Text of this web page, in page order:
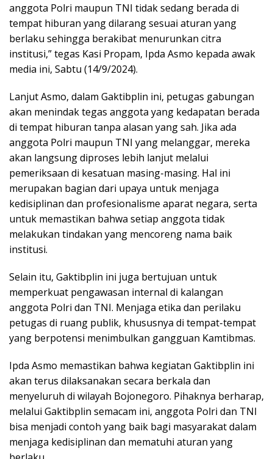
anggota Polri maupun TNI tidak sedang berada di
tempat hiburan yang dilarang sesuai aturan yang
berlaku sehingga berakibat menurunkan citra
institusi,” tegas Kasi Propam, Ipda Asmo kepada awak
media ini, Sabtu (14/9/2024).
Lanjut Asmo, dalam Gaktibplin ini, petugas gabungan
akan menindak tegas anggota yang kedapatan berada
di tempat hiburan tanpa alasan yang sah. Jika ada
anggota Polri maupun TNI yang melanggar, mereka
akan langsung diproses lebih lanjut melalui
pemeriksaan di kesatuan masing-masing. Hal ini
merupakan bagian dari upaya untuk menjaga
kedisiplinan dan profesionalisme aparat negara, serta
untuk memastikan bahwa setiap anggota tidak
melakukan tindakan yang mencoreng nama baik
institusi.
Selain itu, Gaktibplin ini juga bertujuan untuk
memperkuat pengawasan internal di kalangan
anggota Polri dan TNI. Menjaga etika dan perilaku
petugas di ruang publik, khususnya di tempat-tempat
yang berpotensi menimbulkan gangguan Kamtibmas.
Ipda Asmo memastikan bahwa kegiatan Gaktibplin ini
akan terus dilaksanakan secara berkala dan
menyeluruh di wilayah Bojonegoro. Pihaknya berharap,
melalui Gaktibplin semacam ini, anggota Polri dan TNI
bisa menjadi contoh yang baik bagi masyarakat dalam
menjaga kedisiplinan dan mematuhi aturan yang